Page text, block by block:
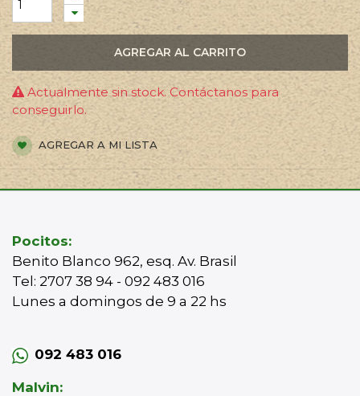
AGREGAR AL CARRITO
Actualmente sin stock. Contáctanos para
conseguirlo.
AGREGAR A MI LISTA
Pocitos:
Benito Blanco 962, esq. Av. Brasil
Tel: 2707 38 94 - 092 483 016
Lunes a domingos de 9 a 22 hs
092 483 016
Malvin: